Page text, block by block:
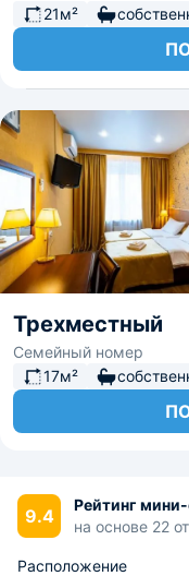
21м²
Трехместный
Семейный номер
17м²
9.4
Рейтинг
на основе 22
Расположение